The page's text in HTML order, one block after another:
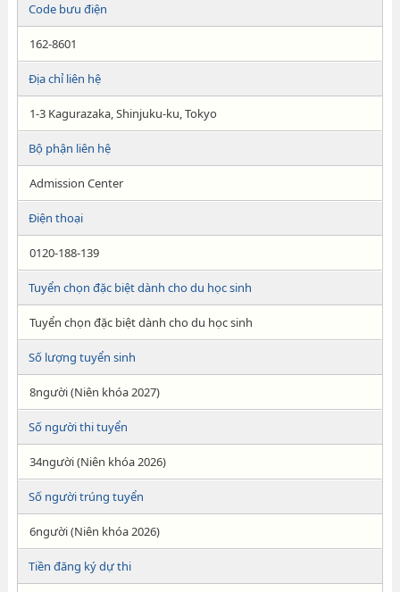
Code bưu điện
162-8601
Địa chỉ liên hệ
1-3 Kagurazaka, Shinjuku-ku, Tokyo
Bộ phận liên hệ
Admission Center
Điện thoại
0120-188-139
Tuyển chọn đặc biệt dành cho du học sinh
Tuyển chọn đặc biệt dành cho du học sinh
Số lượng tuyển sinh
8người (Niên khóa 2027)
Số người thi tuyển
34người (Niên khóa 2026)
Số người trúng tuyển
6người (Niên khóa 2026)
Tiền đăng ký dự thi